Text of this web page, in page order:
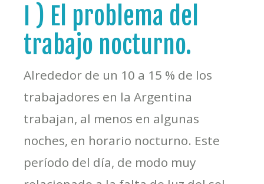
I ) El problema del
trabajo nocturno.
Alrededor de un 10 a 15 % de los
trabajadores en la Argentina
trabajan, al menos en algunas
noches, en horario nocturno. Este
período del día, de modo muy